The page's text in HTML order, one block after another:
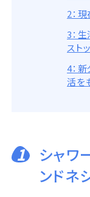
2：
3：
スト
4：
活を
1
シャワ
ンドネ